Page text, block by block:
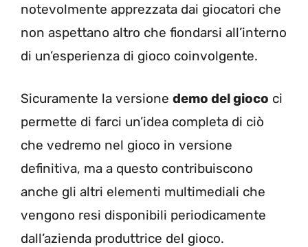
notevolmente apprezzata dai giocatori che
non aspettano altro che fiondarsi all’interno
di un’esperienza di gioco coinvolgente.
Sicuramente la versione demo del gioco ci
permette di farci un’idea completa di ciò
che vedremo nel gioco in versione
definitiva, ma a questo contribuiscono
anche gli altri elementi multimediali che
vengono resi disponibili periodicamente
dall’azienda produttrice del gioco.